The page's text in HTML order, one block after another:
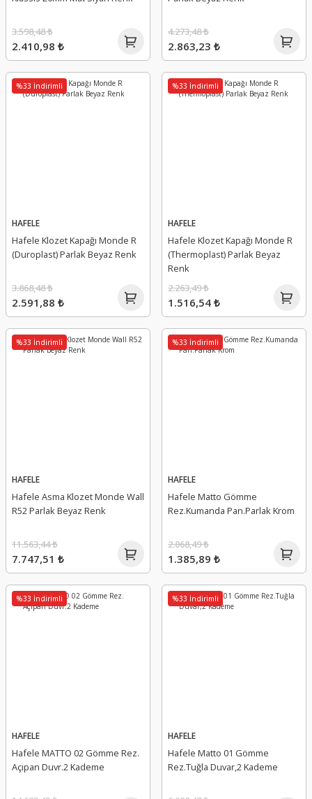
2.410,98 ₺
3.598,48 ₺
2.863,23 ₺
4.273,48 ₺
%33 İndirimli
HAFELE
Hafele Klozet Kapağı Monde R
(Duroplast) Parlak Beyaz Renk
2.591,88 ₺
3.868,48 ₺
%33 İndirimli
HAFELE
Hafele Klozet Kapağı Monde R
(Thermoplast) Parlak Beyaz
Renk
1.516,54 ₺
2.263,49 ₺
%33 İndirimli
HAFELE
Hafele Asma Klozet Monde Wall
R52 Parlak Beyaz Renk
7.747,51 ₺
11.563,44 ₺
%33 İndirimli
HAFELE
Hafele Matto Gömme
Rez.Kumanda Pan.Parlak Krom
1.385,89 ₺
2.068,49 ₺
%33 İndirimli
HAFELE
Hafele MATTO 02 Gömme Rez.
Açıpan Duvr.2 Kademe
%33 İndirimli
HAFELE
Hafele Matto 01 Gömme
Rez.Tuğla Duvar,2 Kademe